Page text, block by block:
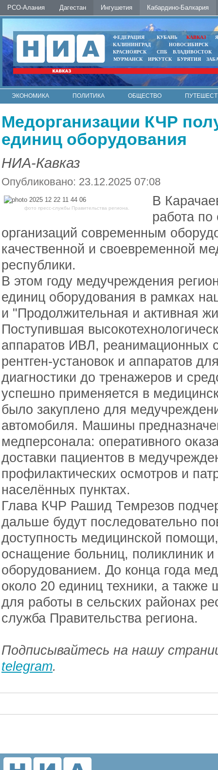
РСО-Алания Дагестан Ингушетия Кабардино-Балкария
ФЕДЕРАЦИЯ КУБАНЬ КАВКАЗ
КАЛИНИНГРАД
НОВОСИБИРСК
КРАСНОЯРСК
СПБ
ВЛАДИВОСТОК
МУРМАНСК
ИРКУТСК БУРЯТИЯ
ЭКОНОМИКА ПОЛИТИКА ОБЩЕСТВО
Медорганизации КЧР
единиц оборудования
НИА-Кавказ
Опубликовано: 23.12.2025 07:08
фото пресс-службы Правительства региона.
В
работа
организаций современным
качественной и своевременной
республики.
В этом году медучреждения
единиц оборудования в рамках
и "Продолжительная и активная
Поступившая
аппаратов ИВЛ, реанимационных
рентген-установок и аппаратов
диагностики до тренажеров и
успешно применяется в
было закуплено для
автомобиля. Машины
медперсонала: оперативного
доставки пациентов в
профилактических осмотров и
населённых пунктах.
Глава КЧР Рашид Темрезов
дальше будут последовательно
доступность медицинской
оснащение больниц, поликлиник
оборудованием. До конца года
около 20 единиц техники, а
для работы в сельских районах
служба Правительства региона.
Подписывайтесь на нашу
telegram.